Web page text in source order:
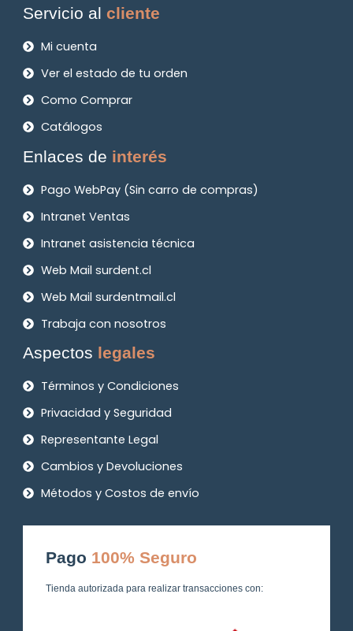
Servicio alcliente
Mi cuenta
Ver el estado de tu orden
Como Comprar
Catálogos
Enlaces de interés
Pago WebPay (Sin carro de compras)
Intranet Ventas
Intranet asistencia técnica
Web Mail surdent.cl
Web Mail surdentmail.cl
Trabaja con nosotros
Aspectos legales
Términos y Condiciones
Privacidad y Seguridad
Representante Legal
Cambios y Devoluciones
Métodos y Costos de envío
Pago 100% Seguro
Tienda autorizada para realizar transacciones con: